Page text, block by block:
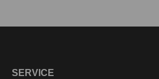
SERVICE